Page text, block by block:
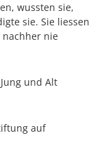
wussten sie,
sie. Sie liessen
nie
und Alt
auf